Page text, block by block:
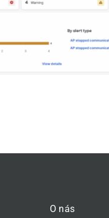
O nás